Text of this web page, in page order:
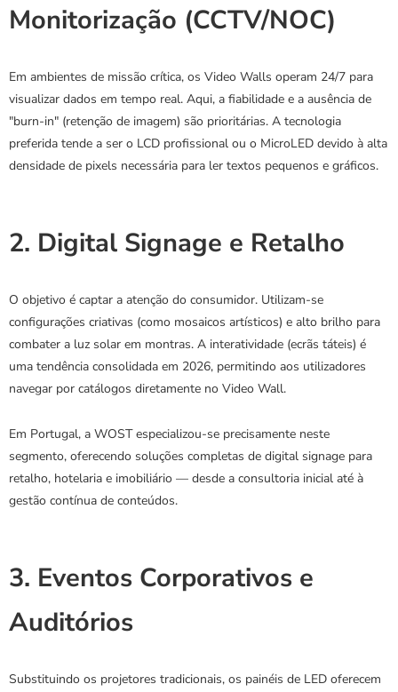
Monitorização (CCTV/NOC)
Em ambientes de missão crítica, os Video Walls operam 24/7 para
visualizar dados em tempo real. Aqui, a fiabilidade e a ausência de
"burn-in" (retenção de imagem) são prioritárias. A tecnologia
preferida tende a ser o LCD profissional ou o MicroLED devido à alta
densidade de pixels necessária para ler textos pequenos e gráficos.
2. Digital Signage e Retalho
O objetivo é captar a atenção do consumidor. Utilizam-se
configurações criativas (como mosaicos artísticos) e alto brilho para
combater a luz solar em montras. A interatividade (ecrãs táteis) é
uma tendência consolidada em 2026, permitindo aos utilizadores
navegar por catálogos diretamente no Video Wall.
Em Portugal, a WOST especializou-se precisamente neste
segmento, oferecendo soluções completas de digital signage para
retalho, hotelaria e imobiliário — desde a consultoria inicial até à
gestão contínua de conteúdos.
3. Eventos Corporativos e
Auditórios
Substituindo os projetores tradicionais, os painéis de LED oferecem